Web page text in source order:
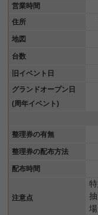
営業時間
住所
地図
台数
旧イベント日
グランドオープン日
(周年イベント)
整理券の有無
整理券の配布方法
配布時間
注意点